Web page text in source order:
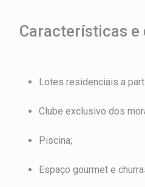
Características
Lotes residenciais a
Clube exclusivo dos
Piscina;
Espaço gourmet e